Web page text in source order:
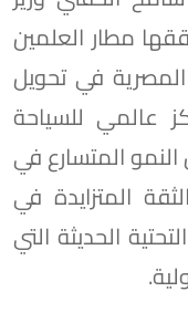
مطار العلمين
في تحويل
عالمي للسياحة
النمو المتسارع في
المتزايدة في
الحديثة التي